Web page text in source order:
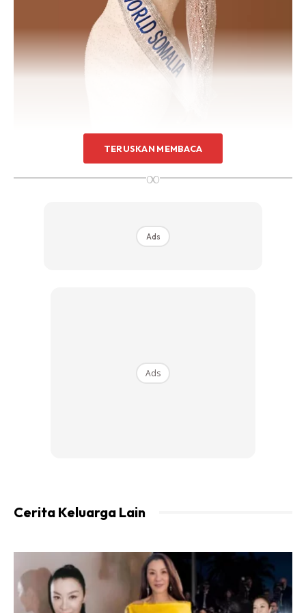
menguasai bahasa Somalia dan Arab, selain mempunyai
pengetahuan asas bahasa Inggeris. Minatnya terhadap
pembacaan turut membentuk sisi intelektual dirinya,
TERUSKAN MEMBACA
∞
Ads
Ads
Cerita Keluarga Lain